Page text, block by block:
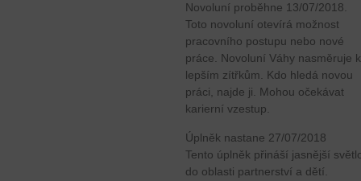
Novoluní proběhne 13/07/2018.
Toto novoluní otevírá možnost
pracovního postupu nebo nové
práce. Novoluní Váhy nasměruje k
lepším zítřkům. Kdo hledá novou
práci, najde ji. Mohou očekávat
karierní vzestup.
Úplněk nastane 27/07/2018
Tento úplněk přináší jasnější
do oblasti partnerství a dětí.